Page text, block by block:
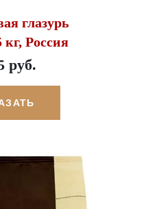
глазурь
кг, Россия
руб.